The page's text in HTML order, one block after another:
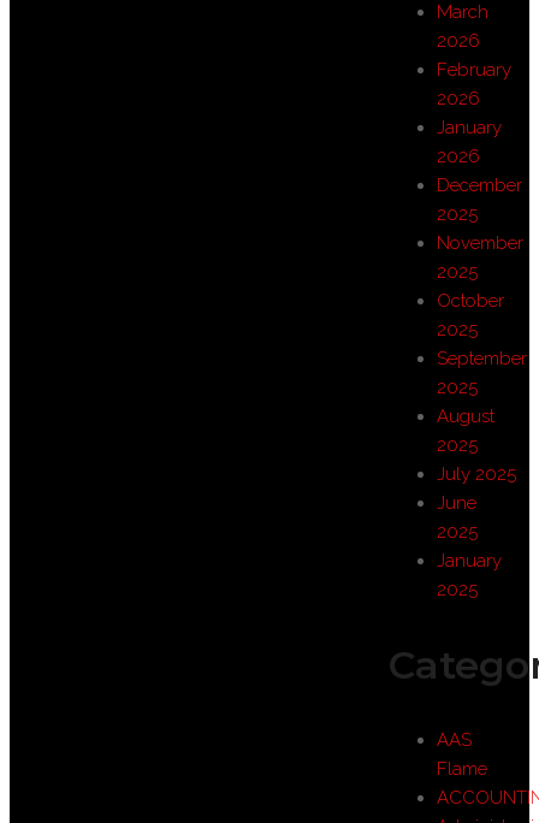
March
2026
February
2026
January
2026
December
2025
November
2025
October
2025
September
2025
August
2025
July 2025
June
2025
January
2025
AAS
Flame